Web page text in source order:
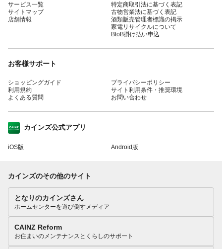
サービス一覧
サイトマップ
店舗情報
特定商取引法に基づく表記
古物営業法に基づく表記
酒類販売管理者標識の掲示
家電リサイクルについて
BtoB掛け払い申込
お客様サポート
ショッピングガイド
利用規約
よくある質問
プライバシーポリシー
サイト利用条件・推奨環境
お問い合わせ
カインズ公式アプリ
iOS版 Android版
カインズのその他のサイト
となりのカインズさん
ホームセンターを遊び倒すメディア
CAINZ Reform
お住まいのメンテナンスとくらしのサポート